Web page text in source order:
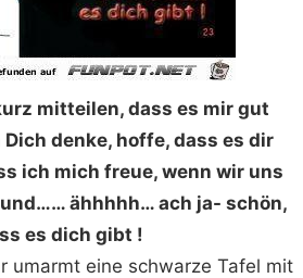
mitteilen, dass es mir gut
denke, hoffe, dass es dir
ich mich freue, wenn wir uns
ähhhhh… ach ja- schön,
es dich gibt !
umarmt eine schwarze Tafel mit